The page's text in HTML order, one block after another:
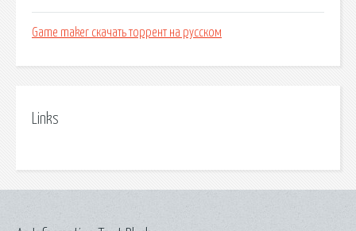
Game maker скачать торрент на русском
Links